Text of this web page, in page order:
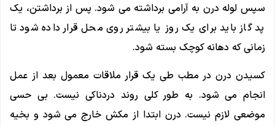
سپس لوله درن به آرامی برداشته می شود. پس از برداشتن، یک
پد گاز باید برای یک روز یا بیشتر روی محل قرار داده شود تا
زمانی که دهانه کوچک بسته شود.
کسیدن درن در مطب طی یک قرار ملاقات معمول بعد از عمل
انجام می شود. به طور کلی روند دردناکی نیست. بی حسی
موضعی لازم نیست. درن ابتدا از مکش خارج می شود و بخیه